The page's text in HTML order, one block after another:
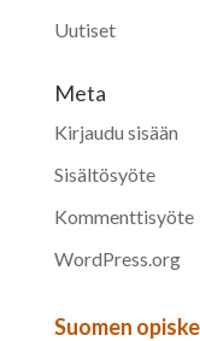
Uutiset
Meta
Kirjaudu sisään
Sisältösyöte
Kommenttisyöte
WordPress.org
Suomen